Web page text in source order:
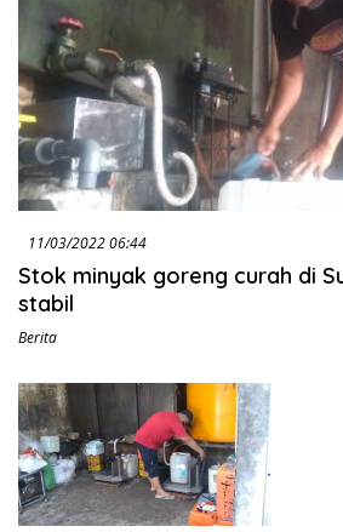
11/03/2022 06:44
Stok minyak goreng curah di
stabil
Berita